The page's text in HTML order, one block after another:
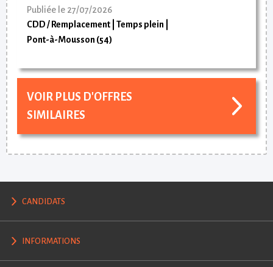
Publiée le 27/07/2026
CDD / Remplacement
Temps plein
Pont-à-Mousson (54)
VOIR PLUS D'OFFRES
SIMILAIRES
CANDIDATS
INFORMATIONS